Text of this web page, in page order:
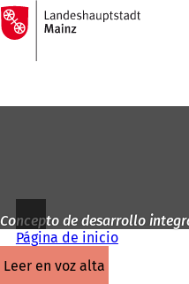
Saltar al contenido
A
la
página
Concepto de desarrollo
Página de inicio
leer en voz alta